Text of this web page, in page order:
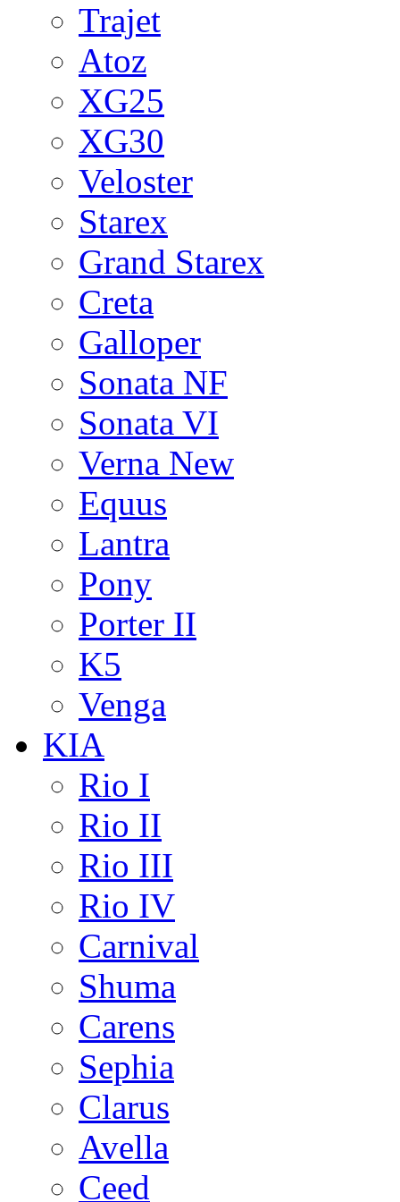
Trajet
Atoz
XG25
XG30
Veloster
Starex
Grand Starex
Creta
Galloper
Sonata NF
Sonata VI
Verna New
Equus
Lantra
Pony
Porter II
K5
Venga
KIA
Rio I
Rio II
Rio III
Rio IV
Carnival
Shuma
Carens
Sephia
Clarus
Avella
Ceed